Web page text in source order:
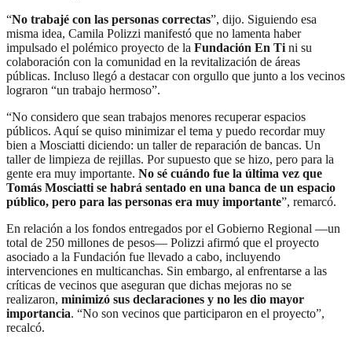
“No trabajé con las personas correctas”, dijo. Siguiendo esa
misma idea, Camila Polizzi manifestó que no lamenta haber
impulsado el polémico proyecto de la Fundación En Ti ni su
colaboración con la comunidad en la revitalización de áreas
públicas. Incluso llegó a destacar con orgullo que junto a los vecinos
lograron “un trabajo hermoso”.
“No considero que sean trabajos menores recuperar espacios
públicos. Aquí se quiso minimizar el tema y puedo recordar muy
bien a Mosciatti diciendo: un taller de reparación de bancas. Un
taller de limpieza de rejillas. Por supuesto que se hizo, pero para la
gente era muy importante. No sé cuándo fue la última vez que
Tomás Mosciatti se habrá sentado en una banca de un espacio
público, pero para las personas era muy importante”, remarcó.
En relación a los fondos entregados por el Gobierno Regional —un
total de 250 millones de pesos— Polizzi afirmó que el proyecto
asociado a la Fundación fue llevado a cabo, incluyendo
intervenciones en multicanchas. Sin embargo, al enfrentarse a las
críticas de vecinos que aseguran que dichas mejoras no se
realizaron, minimizó sus declaraciones y no les dio mayor
importancia. “No son vecinos que participaron en el proyecto”,
recalcó.